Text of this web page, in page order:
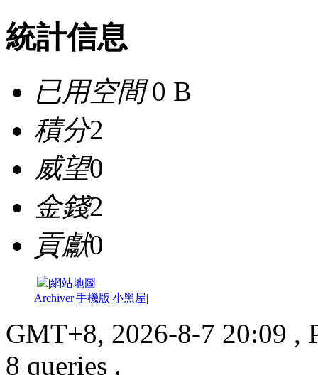
統計信息
已用空間0 B
積分2
威望0
金錢2
貢獻0
|網站地圖
Archiver|手機版|小黑屋|
GMT+8, 2026-8-7 20:09 ,
8 queries .